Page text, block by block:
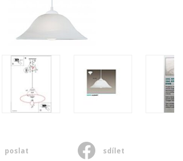
poslat sdílet